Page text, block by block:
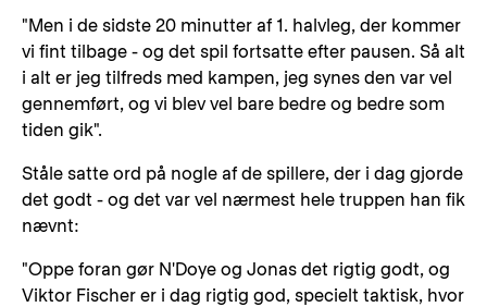
"Men i de sidste 20 minutter af 1. halvleg, der kommer
vi fint tilbage - og det spil fortsatte efter pausen. Så alt
i alt er jeg tilfreds med kampen, jeg synes den var vel
gennemført, og vi blev vel bare bedre og bedre som
tiden gik".
Ståle satte ord på nogle af de spillere, der i dag gjorde
det godt - og det var vel nærmest hele truppen han fik
nævnt:
"Oppe foran gør N'Doye og Jonas det rigtig godt, og
Viktor Fischer er i dag rigtig god, specielt taktisk, hvor